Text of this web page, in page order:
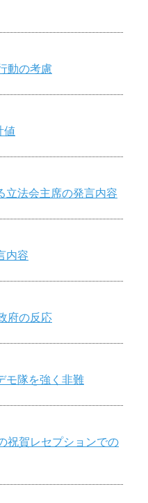
動の考慮
値
立法会主席の発言内容
内容
府の反応
モ隊を強く非難
祝賀レセプションでの